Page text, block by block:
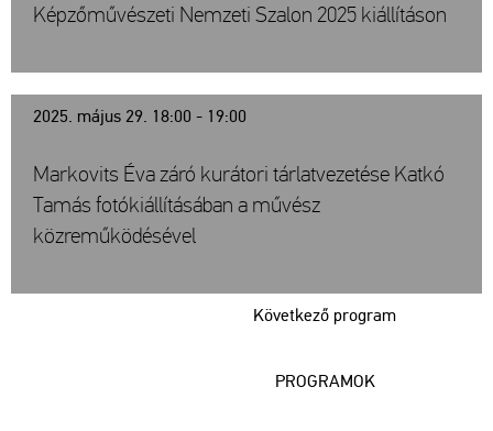
Képzőművészeti Nemzeti Szalon 2025 kiállításon
2025. május 29. 18:00 - 19:00
Következő program
Markovits Éva záró kurátori tárlatvezetése Katkó
Tamás fotókiállításában a művész
közreműködésével
PROGRAMOK